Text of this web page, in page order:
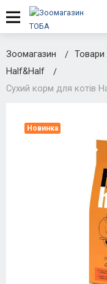
Зоомагазин Товари
Half&Half
Сухий корм для котів
Новинка